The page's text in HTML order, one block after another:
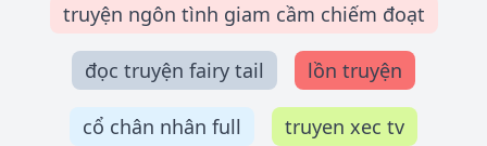
truyện ngôn tình giam cầm chiếm đoạt
đọc truyện fairy tail lồn truyện
cổ chân nhân full truyen xec tv